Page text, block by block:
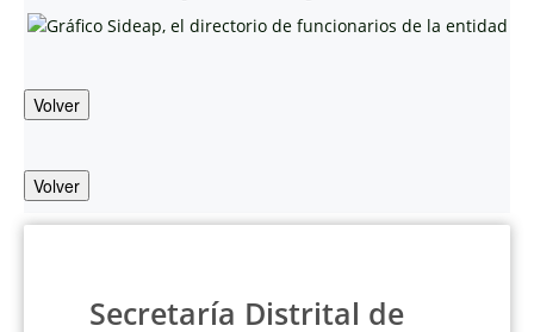
Volver
Volver
Secretaría Distrital de